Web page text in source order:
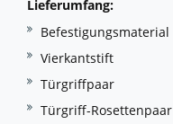
Lieferumfang:
Befestigungsmaterial
Vierkantstift
Türgriffpaar
Türgriff-Rosettenpaar